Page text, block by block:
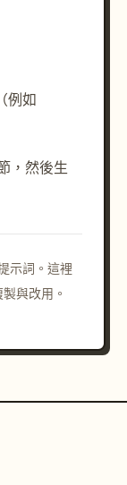
例如
，然後生
示詞。這裡
與改用。